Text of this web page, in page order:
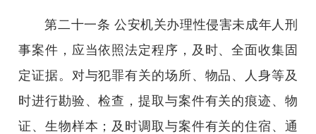
第二十一条 公安机关办理性侵害未成年人刑
事案件，应当依照法定程序，及时、全面收集固
定证据。对与犯罪有关的场所、物品、人身等及
时进行勘验、检查，提取与案件有关的痕迹、物
证、生物样本；及时调取与案件有关的住宿、通